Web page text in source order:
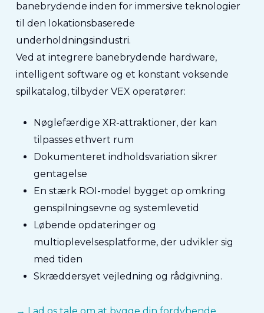
banebrydende inden for immersive teknologier
til den lokationsbaserede
underholdningsindustri.
Ved at integrere banebrydende hardware,
intelligent software og et konstant voksende
spilkatalog, tilbyder VEX operatører:
Nøglefærdige XR-attraktioner, der kan
tilpasses ethvert rum
Dokumenteret indholdsvariation sikrer
gentagelse
En stærk ROI-model bygget op omkring
genspilningsevne og systemlevetid
Løbende opdateringer og
multioplevelsesplatforme, der udvikler sig
med tiden
Skræddersyet vejledning og rådgivning.